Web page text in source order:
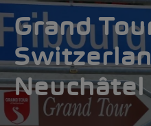
Grand
Neuchâtel